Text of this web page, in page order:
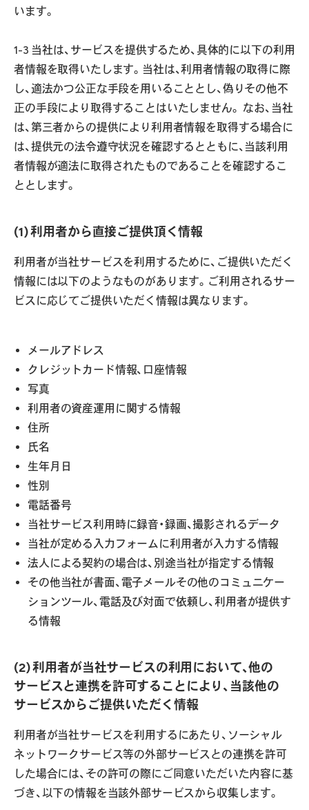
います。
1-3 当社は、サービスを提供するため、具体的に以下の利用
者情報を取得いたします。当社は、利用者情報の取得に際
し、適法かつ公正な手段を用いることとし、偽りその他不
正の手段により取得することはいたしません。 なお、当社
は、第三者からの提供により利用者情報を取得する場合に
は、提供元の法令遵守状況を確認するとともに、当該利用
者情報が適法に取得されたものであることを確認するこ
ととします。
(1) 利用者から直接ご提供頂く情報
利用者が当社サービスを利用するために、ご提供いただく
情報には以下のようなものがあります。ご利用されるサー
ビスに応じてご提供いただく情報は異なります。
メールアドレス
クレジットカード情報、口座情報
写真
利用者の資産運用に関する情報
住所
氏名
生年月日
性別
電話番号
当社サービス利用時に録音・録画、撮影されるデータ
当社が定める入力フォームに利用者が入力する情報
法人による契約の場合は、別途当社が指定する情報
その他当社が書面、電子メールその他のコミュニケー
ションツール、電話及び対面で依頼し、利用者が提供す
る情報
(2) 利用者が当社サービスの利用において、他の
サービスと連携を許可することにより、当該他の
サービスからご提供いただく情報
利用者が当社サービスを利用するにあたり、ソーシャル
ネットワークサービス等の外部サービスとの連携を許可
した場合には、その許可の際にご同意いただいた内容に基
づき、以下の情報を当該外部サービスから収集します。